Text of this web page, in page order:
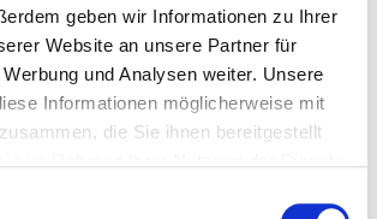
geben wir Informationen zu Ihrer
Website an unsere Partner für
und Analysen weiter. Unsere
Informationen möglicherweise mit
die Sie ihnen bereitgestellt
Dämmstoffe – inklusive
Dämmung
kollisionsfreie Planung